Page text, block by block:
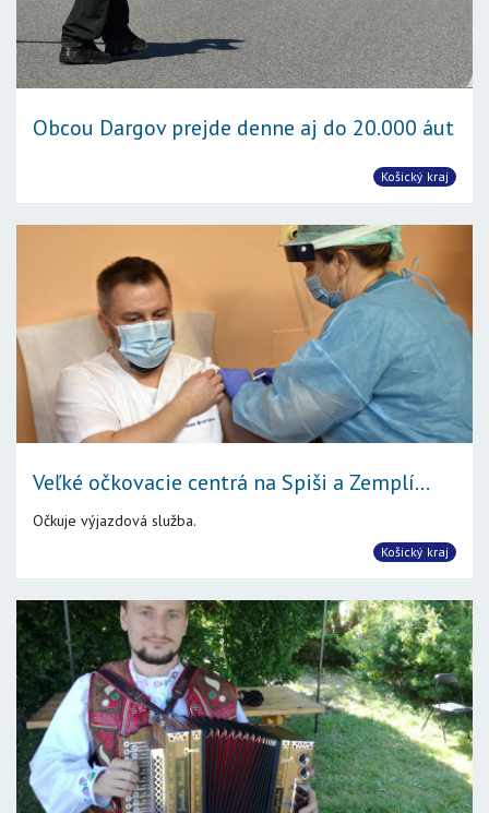
Obcou Dargov prejde denne aj do 20.000 áut
Košický kraj
Veľké očkovacie centrá na Spiši a Zemplí...
Očkuje výjazdová služba.
Košický kraj